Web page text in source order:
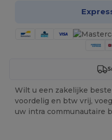
Wilt u een zakelijke
voordelig en btw vrij,
uw intra communautaire